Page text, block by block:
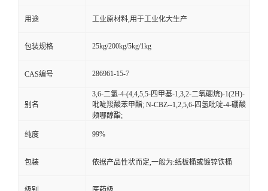
用途 工业原材料,用于工业化大生产
包装规格 25kg/200kg/5kg/1kg
CAS编号 286961-15-7
别名
3,6-二氢-4-(4,4,5,5-四甲基-1,3,2-二氧硼烷)-1(2H)-
吡啶羧酸苯甲酯; N-CBZ--1,2,5,6-四氢吡啶-4-硼酸
频哪醇酯;
纯度 99%
包装 依据产品性状而定,一般为:纸板桶或镀锌铁桶